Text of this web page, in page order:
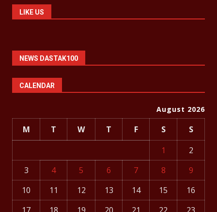
LIKE US
NEWS DASTAK100
CALENDAR
August 2026
M T W T F S
S
1
2
3
4 5 6 7 8
9
10
11 12 13 14 15
16